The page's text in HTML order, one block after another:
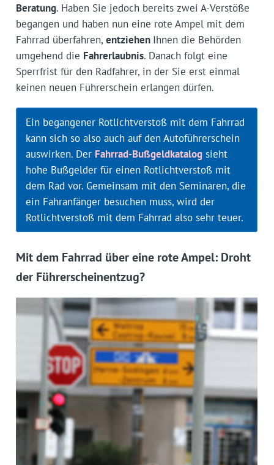
Beratung. Haben Sie jedoch bereits zwei A-Verstöße
begangen und haben nun eine rote Ampel mit dem
Fahrrad überfahren, entziehen Ihnen die Behörden
umgehend die Fahrerlaubnis. Danach folgt eine
Sperrfrist für den Radfahrer, in der Sie erst einmal
keinen neuen Führerschein erlangen dürfen.
Ein begangener Rotlichtverstoß mit dem Fahrrad
kann sich so also auch auf den Autoführerschein
auswirken. Der Fahrrad-Bußgeldkatalogsieht
hohe Bußgelder für einen Rotlichtverstoß mit
dem Rad vor. Gemeinsam mit den Seminaren, die
ein Fahranfänger besuchen muss, wird der
Rotlichtverstoß mit dem Fahrrad also sehr teuer.
Mit dem Fahrrad über eine rote Ampel: Droht
der Führerscheinentzug?